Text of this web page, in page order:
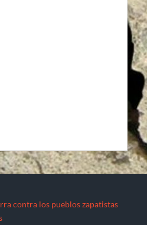
contra los pueblos zapatistas